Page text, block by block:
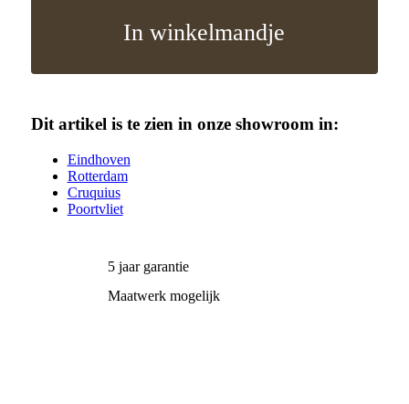
In winkelmandje
Dit artikel is te zien in onze showroom in:
Eindhoven
Rotterdam
Cruquius
Poortvliet
5 jaar garantie
Maatwerk mogelijk